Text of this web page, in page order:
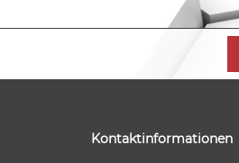
Kontaktinformationen